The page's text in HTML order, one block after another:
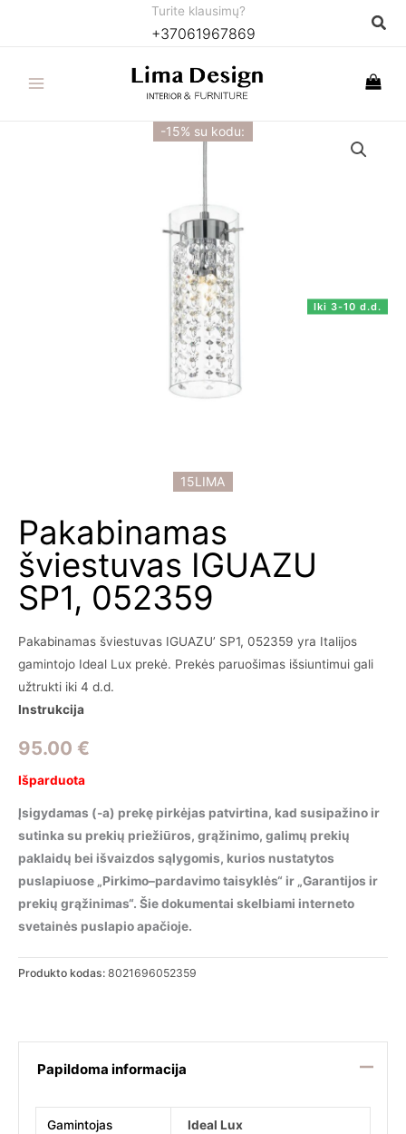
Turite klausimų?
+37061967869
15LIMA
-15% su kodu:
Iki 3-10 d.d.
Pakabinamas
šviestuvas IGUAZU
SP1, 052359
Pakabinamas šviestuvas IGUAZU’ SP1, 052359 yra Italijos
gamintojo Ideal Lux prekė. Prekės paruošimas išsiuntimui gali
užtrukti iki 4 d.d.
Instrukcija
95.00 €
Išparduota
Įsigydamas (-a) prekę pirkėjas patvirtina, kad susipažino ir
sutinka su prekių priežiūros, grąžinimo, galimų prekių
paklaidų bei išvaizdos sąlygomis, kurios nustatytos
puslapiuose „Pirkimo–pardavimo taisyklės“ ir „Garantijos ir
prekių grąžinimas“. Šie dokumentai skelbiami interneto
svetainės puslapio apačioje.
Produkto kodas: 8021696052359
Papildoma informacija
Gamintojas Ideal Lux